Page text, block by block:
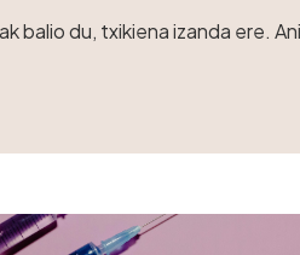
balio du, txikiena izanda ere.